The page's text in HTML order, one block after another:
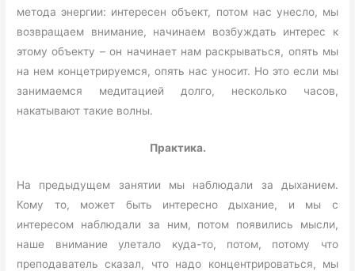
метода энергии: интересен объект, потом нас унесло, мы
возвращаем внимание, начинаем возбуждать интерес к
этому объекту – он начинает нам раскрываться, опять мы
на нем концетрируемся, опять нас уносит. Но это если мы
занимаемся медитацией долго, несколько часов,
накатывают такие волны.
Практика.
На предыдущем занятии мы наблюдали за дыханием.
Кому то, может быть интересно дыхание, и мы с
интересом наблюдали за ним, потом появились мысли,
наше внимание улетало куда-то, потом, потому что
преподаватель сказал, что надо концентрироваться, мы